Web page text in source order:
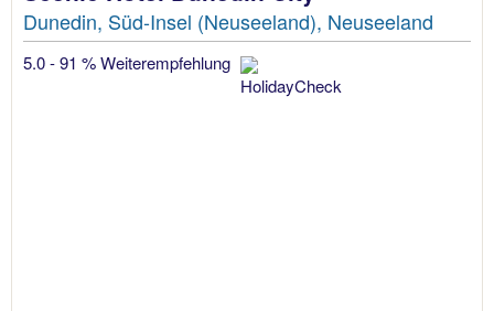
Dunedin, Süd-Insel (Neuseeland), Neuseeland
5.0 - 91 % Weiterempfehlung